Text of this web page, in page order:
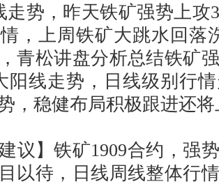
走势，昨天铁矿强势上攻
，上周铁矿大跳水回落
青松讲盘分析总结铁矿
阳线走势，日线级别行
，稳健布局积极跟进还
】铁矿1909合约，强
以待，日线周线整体行